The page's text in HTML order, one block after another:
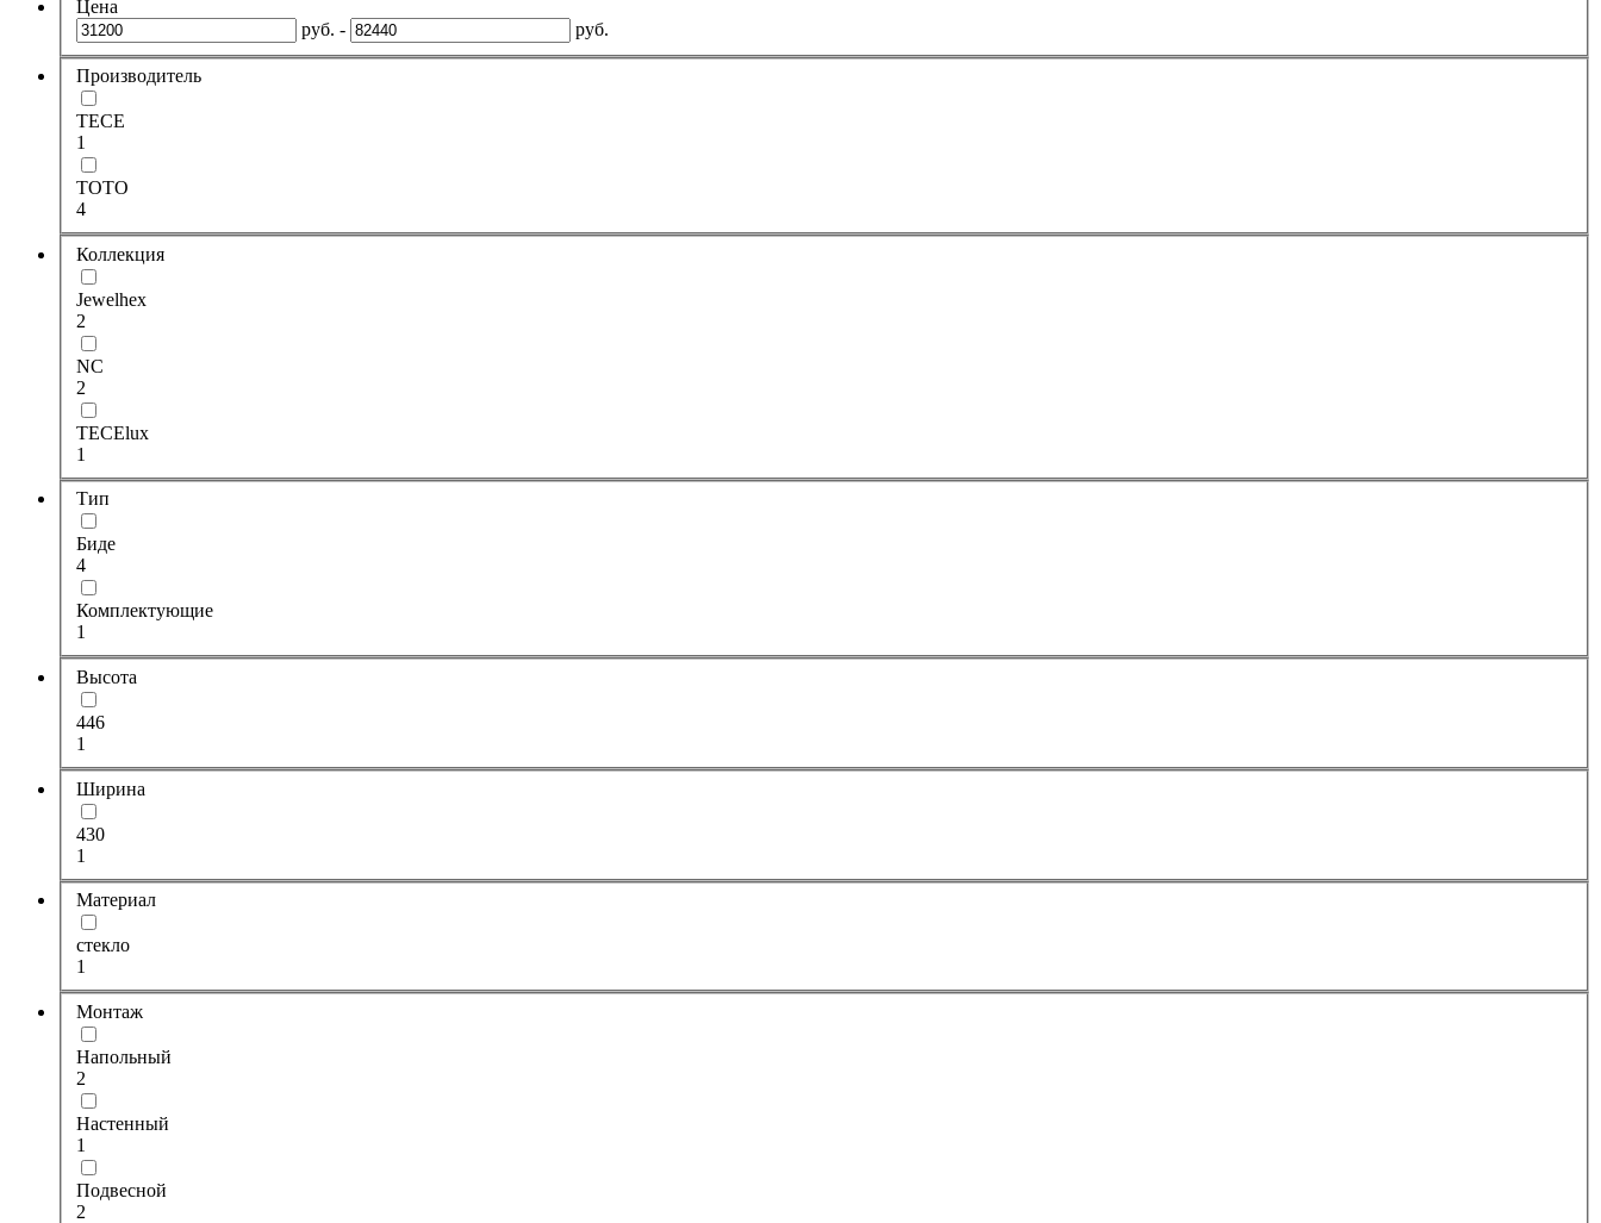
Цена
руб. -
руб.
Производитель
TECE
1
TOTO
4
Коллекция
Jewelhex
2
NC
2
TECElux
1
Тип
Биде
4
Комплектующие
1
Высота
446
1
Ширина
430
1
Материал
стекло
1
Монтаж
Напольный
2
Настенный
1
Подвесной
2